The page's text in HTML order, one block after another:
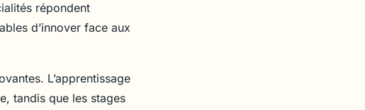
répondent
d’innover face aux
L’apprentissage
tandis que les stages